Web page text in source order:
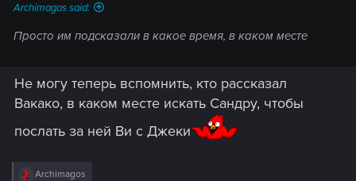
Archimagos said:
Просто им подсказали в какое время, в каком месте
Не могу теперь вспомнить, кто рассказал
Вакако, в каком месте искать Сандру, чтобы
послать за ней Ви с Джеки
R
Archimagos